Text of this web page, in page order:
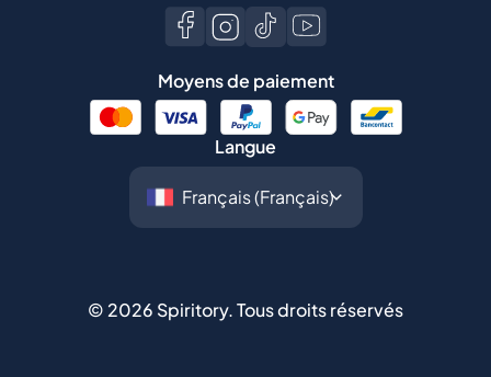
Moyens de paiement
Langue
© 2026 Spiritory.Tous droits réservés